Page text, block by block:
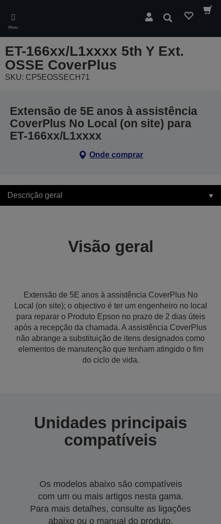
main
content
Menu
Pesquisar
ET-166xx/L1xxxx 5th Y Ext.
OSSE CoverPlus
SKU: CP5EOSSECH71
Extensão de 5E anos à assistência
CoverPlus No Local (on site) para
ET-166xx/L1xxxx
Onde comprar
Descrição geral
Visão geral
Extensão de 5E anos à assistência CoverPlus No
Local (on site); o objectivo é ter um engenheiro no local
para reparar o Produto Epson no prazo de 2 dias úteis
após a recepção da chamada. A assistência CoverPlus
não abrange a substituição de itens designados como
elementos de manutenção que tenham atingido o fim
do ciclo de vida.
Unidades principais
compatíveis
Os modelos abaixo são compatíveis
com um ou mais artigos nesta gama.
Para mais detalhes, consulte as ligações
abaixo ou o manual do produto.